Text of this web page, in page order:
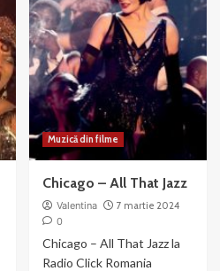
Reached
for
the
Gun
Muzică din filme
Chicago – All That Jazz
Valentina
7 martie 2024
0
Chicago – All That Jazz la
Radio Click Romania